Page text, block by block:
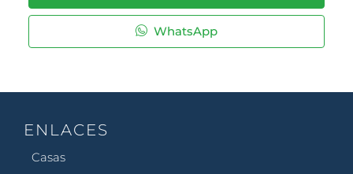
WhatsApp
ENLACES
Casas